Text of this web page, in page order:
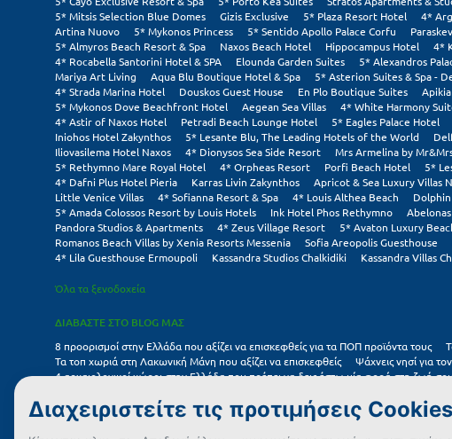
5* Mitsis Selection Blue Domes
Gizis Exclusive 5* Plaza Resort Hotel 4*
Artina Nuovo
5* Mykonos Princess 5* Sentido Apollo Palace Corfu
5* Almyros Beach Resort & Spa
Naxos Beach Hotel Hippocampus Hotel 4*
4* Rocabella Santorini Hotel & SPA
Elounda Garden Suites 5* Alexandros
Mariya Art Living
Aqua Blu Boutique Hotel & Spa 5* Asterion Suites & Spa -
4* Strada Marina Hotel
Douskos Guest House En Plo Boutique Suites
5* Mykonos Dove Beachfront Hotel
Aegean Sea Villas 4* White Harmony
4* Astir of Naxos Hotel
Petradi Beach Lounge Hotel 5* Eagles Palace Hotel
Iniohos Hotel Zakynthos
5* Lesante Blu, The Leading Hotels of the World
Iliovasilema Hotel Naxos
4* Dionysos Sea Side Resort Mrs Armelina by
5* Rethymno Mare Royal Hotel
4* Orpheas Resort Porfi Beach Hotel 5*
4* Dafni Plus Hotel Pieria
Karras Livin Zakynthos Apricot & Sea Luxury Villas
Little Venice Villas
4* Sofianna Resort & Spa 4* Louis Althea Beach
5* Amada Colossos Resort by Louis Hotels
Ink Hotel Phos Rethymno
Pandora Studios & Apartments
4* Zeus Village Resort 5* Avaton Luxury
Romanos Beach Villas by Xenia Resorts Messenia
Sofia Areopolis Guesthouse
4* Lila Guesthouse Ermoupoli
Kassandra Studios Chalkidiki Kassandra Villas
Όλα τα ξενοδοχεία
ΔΙΑΒΑΣΤΕ ΣΤΟ BLOG ΜΑΣ
8 προορισμοί στην Ελλάδα που αξίζει να επισκεφθείς για τα ΠΟΠ προϊόντα τους
Τα τοπ χωριά στη Λακωνική Μάνη που αξίζει να επισκεφθείς
Ψάχνεις νησί για
4 αρχαιολογικοί χώροι στην Ελλάδα που πρέπει να δεις έστω μία φορά στη ζωή
Συχνές Ερωτήσεις (FAQs) για Ξενοδοχεία